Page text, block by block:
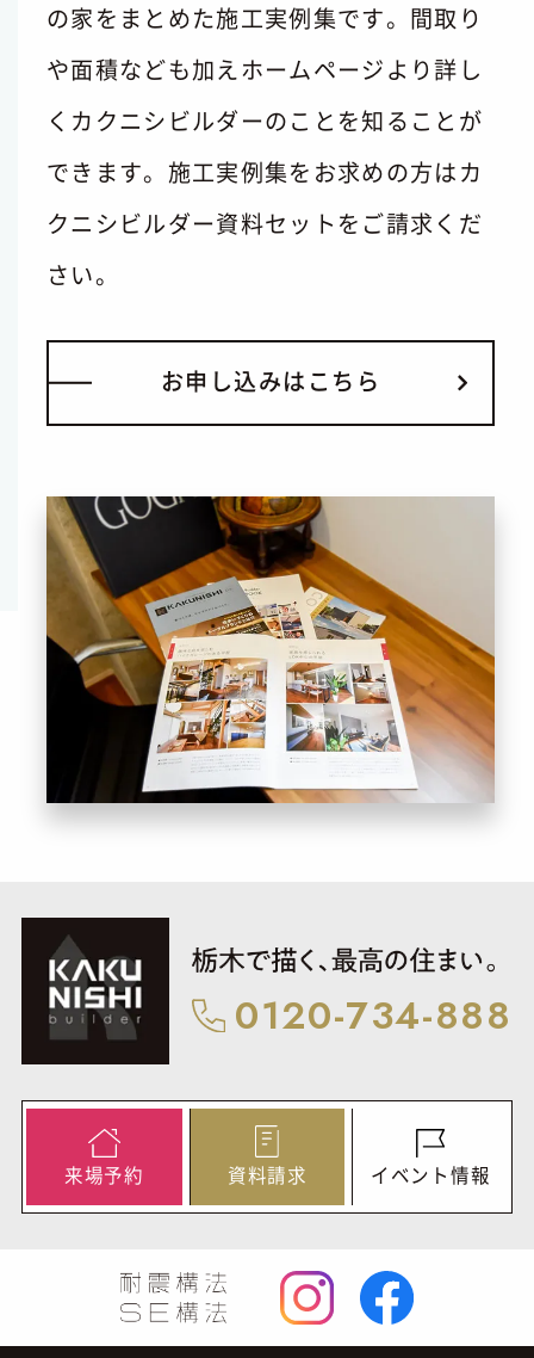
の家をまとめた施工実例集です。間取り
や面積なども加えホームページより詳し
くカクニシビルダーのことを知ることが
できます。施工実例集をお求めの方はカ
クニシビルダー資料セットをご請求くだ
さい。
お申 し込みは こ ち ら
0120-734-888
来場予約 資料請求 イベン ト情報